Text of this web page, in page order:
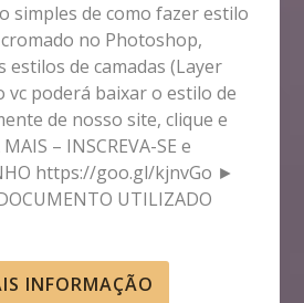
simples de como fazer estilo
no Photoshop,
estilos de camadas (Layer
vc poderá baixar o estilo de
de nosso site, clique e
– INSCREVA-SE e
https://goo.gl/kjnvGo ►
UTILIZADO
INFORMAÇÃO